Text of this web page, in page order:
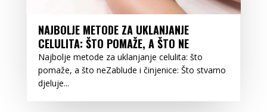
NAJBOLJE METODE ZA UKLANJANJE
CELULITA: ŠTO POMAŽE, A ŠTO NE
Najbolje metode za uklanjanje celulita: što
pomaže, a što neZablude i činjenice: Što stvarno
djeluje...